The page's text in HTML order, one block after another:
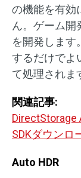
の機能を有効
ん。ゲーム開
を開発します
するだけでよ
て処理されま
関連記事:
DirectStorage
SDKダウンロ
Auto HDR